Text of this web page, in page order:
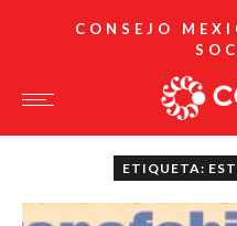
CONSEJO
ETIQUETA: